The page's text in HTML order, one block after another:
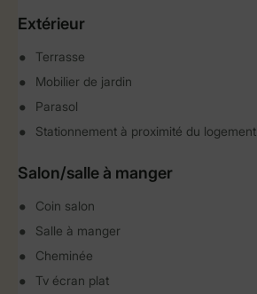
Extérieur
Terrasse
Mobilier de jardin
Parasol
Stationnement à proximité du logement
Salon/salle à manger
Coin salon
Salle à manger
Cheminée
Tv écran plat